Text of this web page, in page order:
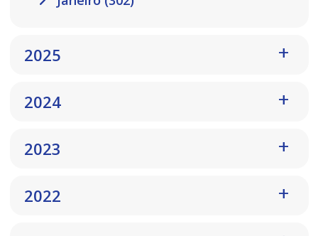
2025
2024
2023
2022